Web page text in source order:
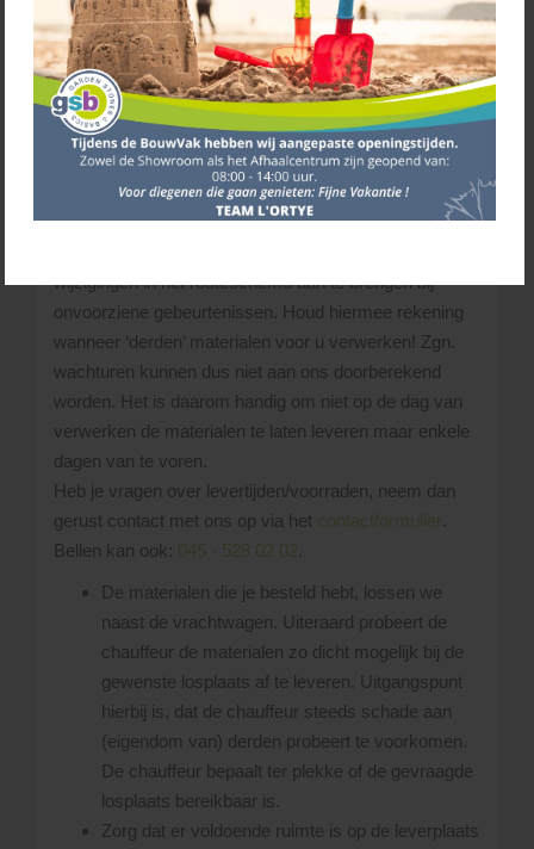
levertijd vernemen.
Levering
Wij proberen de aangeschafte materialen binnen 3 tot
10 werkdagen te leveren.
Wanneer er door ons een tijdsindicatie i.v.m. de
levering wordt gegeven, kunnen hieraan geen rechten
wijzigingen in het routeschema aan te brengen bij
onvoorziene gebeurtenissen. Houd hiermee rekening
wanneer ‘derden’ materialen voor u verwerken! Zgn.
wachturen kunnen dus niet aan ons doorberekend
worden. Het is daarom handig om niet op de dag van
verwerken de materialen te laten leveren maar enkele
dagen van te voren.
Heb je vragen over levertijden/voorraden, neem dan
gerust contact met ons op via het contactformulier
Bellen kan ook: 045 - 528 02 02
De materialen die je besteld hebt, lossen we
naast de vrachtwagen. Uiteraard probeert de
chauffeur de materialen zo dicht mogelijk bij de
gewenste losplaats af te leveren. Uitgangspunt
hierbij is, dat de chauffeur steeds schade aan
(eigendom van) derden probeert te voorkomen.
De chauffeur bepaalt ter plekke of de gevraagde
losplaats bereikbaar is.
Zorg dat er voldoende ruimte is op de leverplaats